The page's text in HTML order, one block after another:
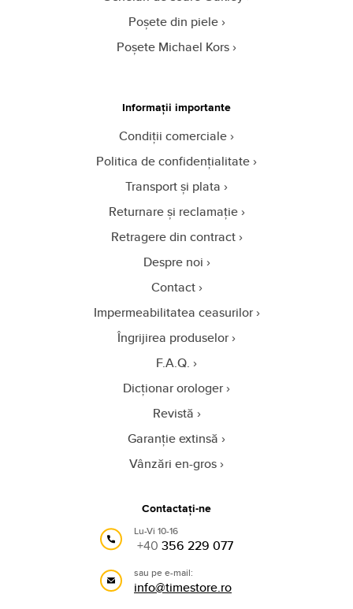
Poșete din piele
Poșete Michael Kors
Informații importante
Condiții comerciale
Politica de confidențialitate
Transport și plata
Returnare și reclamație
Retragere din contract
Despre noi
Contact
Impermeabilitatea ceasurilor
Îngrijirea produselor
F.A.Q.
Dicționar orologer
Revistă
Garanție extinsă
Vânzări en-gros
Contactați-ne
Lu-Vi 10-16
+40 356 229 077
sau pe e-mail:
info@timestore.ro